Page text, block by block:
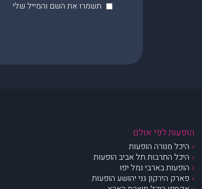
תשמרו את השם והמייל שלי
הופעות לפי אולם
היכל מנורה הופעות
היכל התרבות תל אביב הופעות
הופעות בארבי נמל יפו
פארק הירקון גני יהושע הופעות